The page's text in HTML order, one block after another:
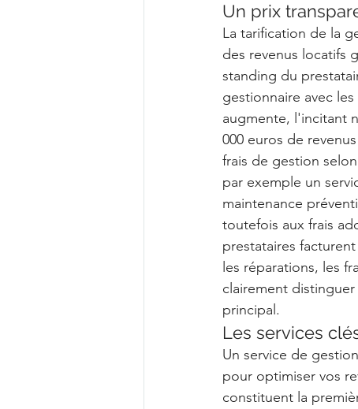
Un prix
La tarification de la
des revenus locatifs
standing du
gestionnaire avec
augmente, l'incitant
000 euros de
frais de gestion
par exemple un
maintenance
toutefois aux frais
prestataires
les réparations, les
clairement
principal.
Les services
Un service de
pour optimiser vos
constituent la